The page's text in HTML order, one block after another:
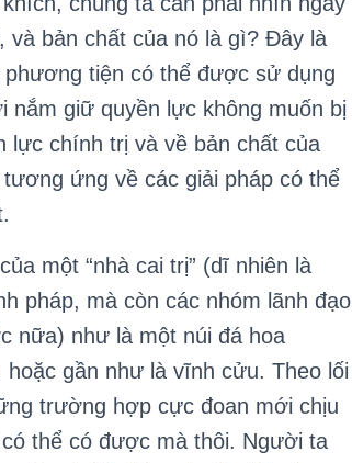
bản chất của nó là gì? Đây là
tiện có thể được sử dụng
giữ quyền lực không muốn bị
lực chính trị và về bản chất của
ứng về các giải pháp có thể
một “nhà cai trị” (dĩ nhiên là
pháp, mà còn các nhóm lãnh đạo
nữa) như là một núi đá hoa
gần như là vĩnh cửu. Theo lối
trường hợp cực đoan mới chịu
thể có được mà thôi. Người ta